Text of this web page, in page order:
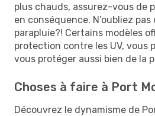
plus chauds, assurez-vous de
en conséquence. N’oubliez pas
parapluie?! Certains modèles
protection contre les UV, vous
vous protéger aussi bien de la
Choses à faire à Port
Découvrez le dynamisme de